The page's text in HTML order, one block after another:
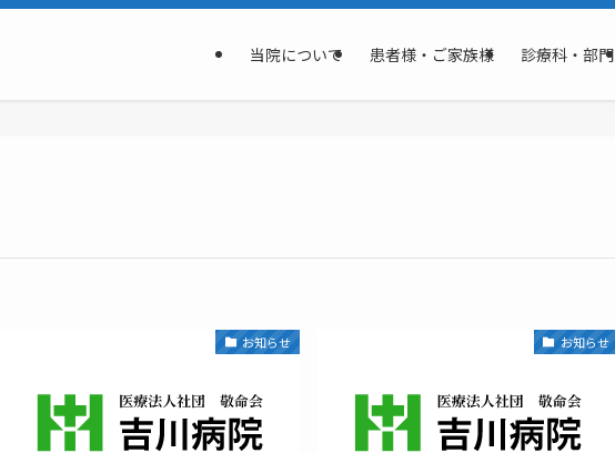
当院について 患者様・ご家族様 診療科・部門
お知らせ お知らせ